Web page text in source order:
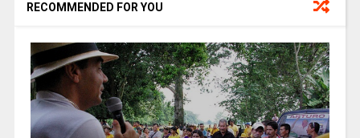
RECOMMENDED FOR YOU